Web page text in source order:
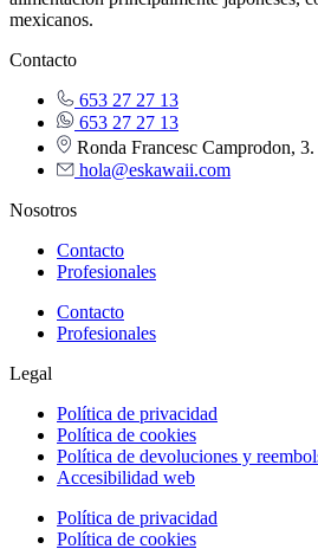
mexicanos.
Contacto
653 27 27 13
653 27 27 13
Ronda Francesc Camprodon,
hola@eskawaii.com
Nosotros
Contacto
Profesionales
Contacto
Profesionales
Legal
Política de privacidad
Política de cookies
Política de devoluciones y
Accesibilidad web
Política de privacidad
Política de cookies